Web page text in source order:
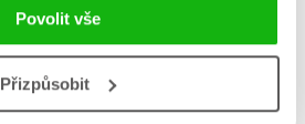
Povolit vše
Přizpůsobit